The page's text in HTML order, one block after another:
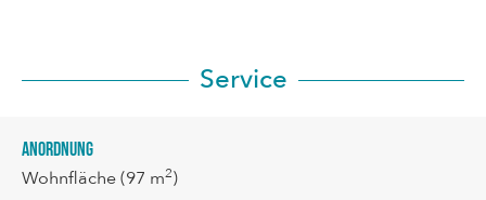
Service
Anordnung
Wohnfläche(97 m2)